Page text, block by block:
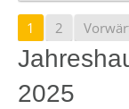
1 2
2025